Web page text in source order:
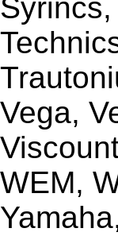
Vega,
WEM,